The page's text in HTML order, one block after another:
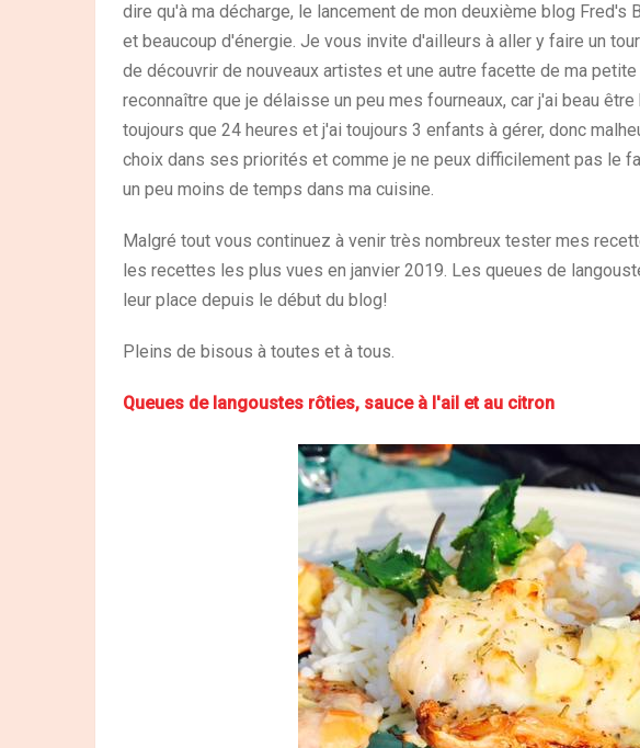
dire qu'à ma décharge, le lancement de mon deuxième blog Fred's
et beaucoup d'énergie. Je vous invite d'ailleurs à aller y faire un
de découvrir de nouveaux artistes et une autre facette de ma
reconnaître que je délaisse un peu mes fourneaux, car j'ai beau
toujours que 24 heures et j'ai toujours 3 enfants à gérer, donc
choix dans ses priorités et comme je ne peux difficilement pas le
un peu moins de temps dans ma cuisine.
Malgré tout vous continuez à venir très nombreux tester mes
les recettes les plus vues en janvier 2019. Les queues de
leur place depuis le début du blog!
Pleins de bisous à toutes et à tous.
Queues de langoustes rôties, sauce à l'ail et au citron